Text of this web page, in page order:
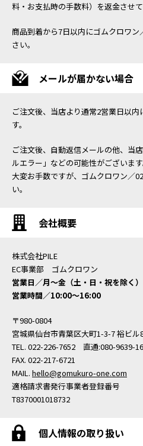
料・お支払時の手数料）を返金させて
商品到着から7日以内にゴムクロワ
さい。
メールが届かない場合
ご注文後、当店より通常2営業日以
す。
ご注文後、自動返信メールの他、当
ルエラー」などの可能性がございます
大変お手数ですが、ゴムクロワン／
い。
会社概要
株式会社PILE
EC事業部 ゴムクロワン
営業日／月〜金（土・日・祝を除く）
営業時間／10:00〜16:00
〒980-0804
宮城県仙台市青葉区大町1-3-7 裕ビル
TEL. 022-226-7652 直通:080-9639-
FAX. 022-217-6721
MAIL. hello@gomukuro-one.com
適格請求書発行事業者登録番号
T8370001018732
個人情報の取り扱い